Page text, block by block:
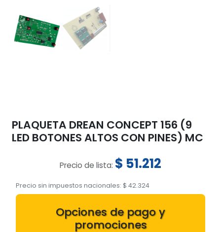
PLAQUETA DREAN CONCEPT 156 (9
LED BOTONES ALTOS CON PINES) MC
Precio de lista: $ 51.212
Precio sin impuestos nacionales: $ 42.324
Opciones de pago y
promociones